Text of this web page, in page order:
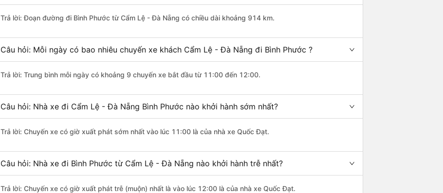
Trả lời: Đoạn đường đi Bình Phước từ Cẩm Lệ - Đà Nẵng có chiều dài khoảng 914 km.
Câu hỏi: Mỗi ngày có bao nhiêu chuyến xe khách Cẩm Lệ - Đà Nẵng đi Bình Phước ?
Trả lời: Trung bình mỗi ngày có khoảng 9 chuyến xe bắt đầu từ 11:00 đến 12:00.
Câu hỏi: Nhà xe đi Cẩm Lệ - Đà Nẵng Bình Phước nào khởi hành sớm nhất?
Trả lời: Chuyến xe có giờ xuất phát sớm nhất vào lúc 11:00 là của nhà xe Quốc Đạt.
Câu hỏi: Nhà xe đi Bình Phước từ Cẩm Lệ - Đà Nẵng nào khởi hành trễ nhất?
Trả lời: Chuyến xe có giờ xuất phát trễ (muộn) nhất là vào lúc 12:00 là của nhà xe Quốc Đạt.